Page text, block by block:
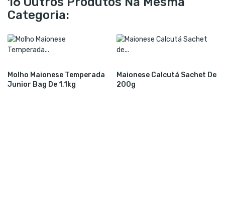
Categoria:
Molho Maionese Temperada
Junior Bag De 1,1kg
Maionese Calcutá Sachet De
200g